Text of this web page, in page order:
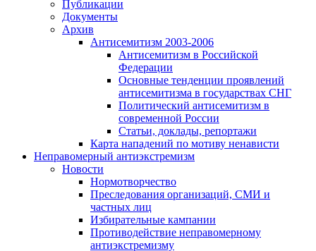
Публикации
Документы
Архив
Антисемитизм 2003-2006
Антисемитизм в Российской
Федерации
Основные тенденции проявлений
антисемитизма в государствах СНГ
Политический антисемитизм в
современной России
Статьи, доклады, репортажи
Карта нападений по мотиву ненависти
Неправомерный антиэкстремизм
Новости
Нормотворчество
Преследования организаций, СМИ и
частных лиц
Избирательные кампании
Противодействие неправомерному
антиэкстремизму